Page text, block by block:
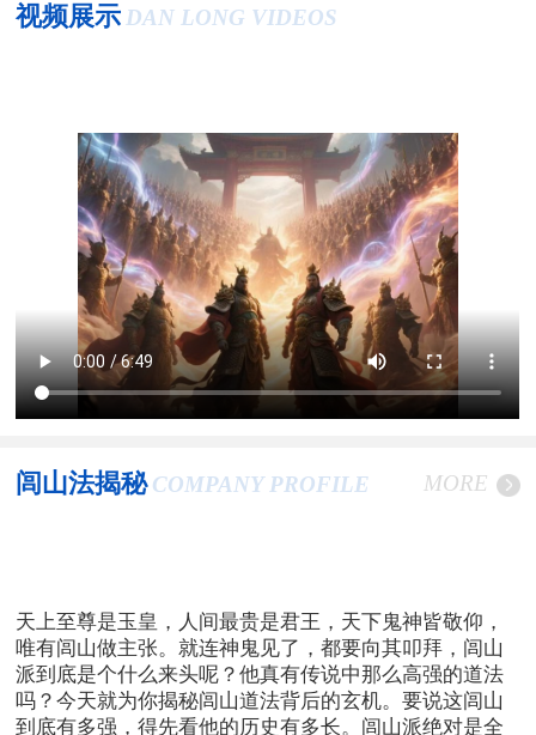
视频展示 DAN LONG VIDEOS
闾山法揭秘 COMPANY PROFILE MORE
天上至尊是玉皇，人间最贵是君王，天下鬼神皆敬仰，
唯有闾山做主张。就连神鬼见了，都要向其叩拜，闾山
派到底是个什么来头呢？他真有传说中那么高强的道法
吗？今天就为你揭秘闾山道法背后的玄机。要说这闾山
到底有多强，得先看他的历史有多长。闾山派绝对是全